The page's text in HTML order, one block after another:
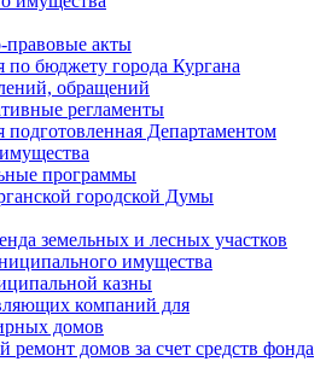
акты
бюджету города Кургана
обращений
регламенты
Департаментом
программы
городской Думы
земельных и лесных участков
имущества
казны
компаний для
домов
ремонт домов за счет средств фонда